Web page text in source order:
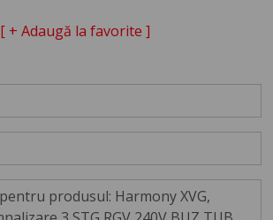
[ + Adaugă la favorite ]